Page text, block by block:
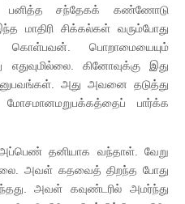
சந்தேகக் கண்ணோடு
மாதிரி சிக்கல்கள் வரும்போது
பொறாமையையும்
கினோவுக்கு இது
அது அவனை தடுத்து
மோசமானமறுபக்கத்தைப் பார்க்க
அப்பெண் தனியாக வந்தாள். வேறு
அவள் கதவைத் திறந்த போது
அவள் கவுண்டரில் அமர்ந்து